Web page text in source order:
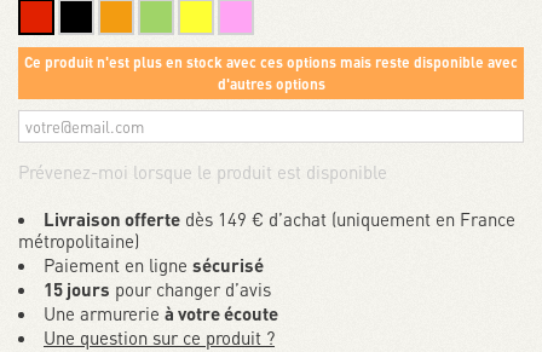
Ce produit n'est plus en stock avec ces options mais reste disponible avec
d'autres options
Prévenez-moi lorsque le produit est disponible
Livraison offerte dès 149 € d’achat (uniquement en France
métropolitaine)
Paiement en ligne sécurisé
15 jours pour changer d’avis
Une armurerie à votre écoute
Une question sur ce produit ?